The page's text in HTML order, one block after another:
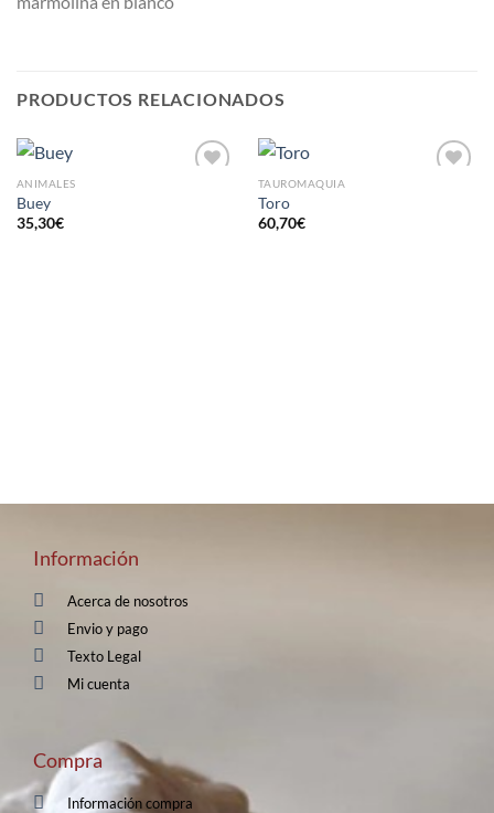
PRODUCTOS RELACIONADOS
ANIMALES
Buey
35,30€
TAUROMAQUIA
Toro
60,70€
Información
Acerca de nosotros
Envio y pago
Texto Legal
Mi cuenta
Compra
Información compra